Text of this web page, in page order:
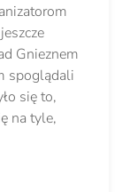
Gnieznem
spoglądali
się to,
na tyle,